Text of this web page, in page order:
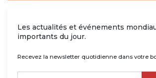
Les actualités et événements
importants du jour.
Recevez la newsletter quotidienne dans votre